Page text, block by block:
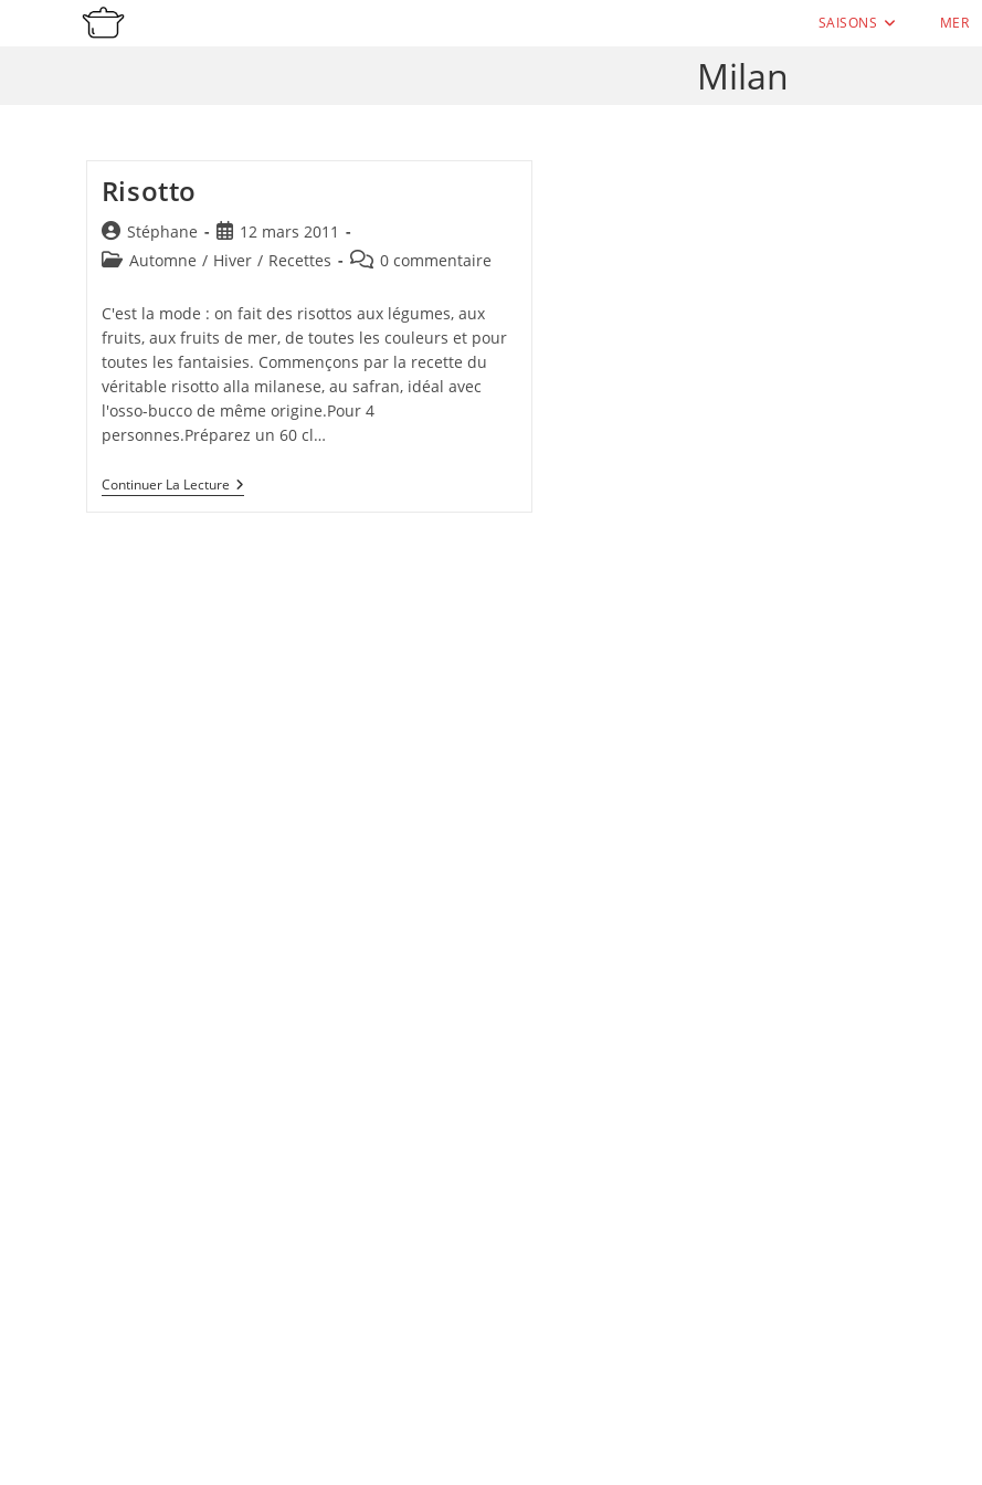
SAISONS MER
Milan
Risotto
Auteur/autrice
de
Stéphane
Publication
publiée :
12 mars 2011
PostAutomne / Hiver / Recettes
Commentaires
la
publication :
0 commentaire
C'est la mode : on fait des risottos aux légumes, aux
fruits, aux fruits de mer, de toutes les couleurs et pour
toutes les fantaisies. Commençons par la recette du
véritable risotto alla milanese, au safran, idéal avec
l'osso-bucco de même origine.Pour 4
personnes.Préparez un 60 cl…
Continuer La LectureRisotto